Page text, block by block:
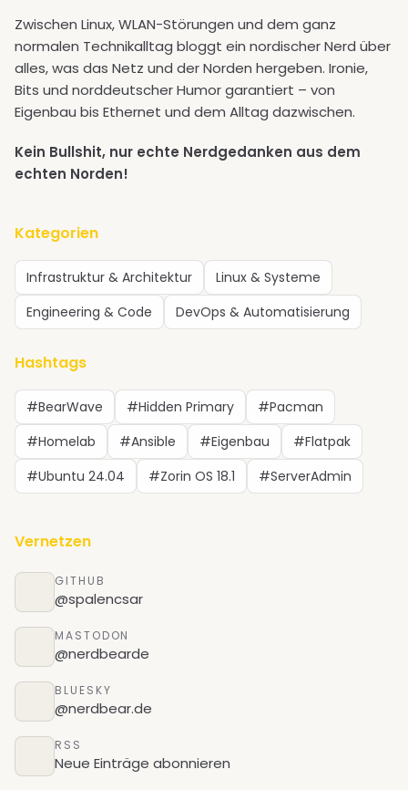
Zwischen Linux, WLAN-Störungen und dem ganz
normalen Technikalltag bloggt ein nordischer Nerd über
alles, was das Netz und der Norden hergeben. Ironie,
Bits und norddeutscher Humor garantiert – von
Eigenbau bis Ethernet und dem Alltag dazwischen.
Kein Bullshit, nur echte Nerdgedanken aus dem
echten Norden!
Kategorien
Infrastruktur & Architektur
Linux & Systeme
Engineering & Code
DevOps & Automatisierung
Hashtags
#BearWave #Hidden Primary
#Pacman
#Homelab
#Ansible #Eigenbau
#Flatpak
#Ubuntu 24.04
#Zorin OS 18.1 #ServerAdmin
Vernetzen
GITHUB
@spalencsar
MASTODON
@nerdbearde
BLUESKY
@nerdbear.de
RSS
Neue Einträge abonnieren